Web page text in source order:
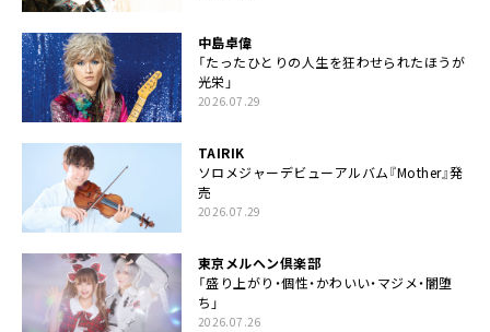
中島卓偉
「たったひとりの人生を狂わせられたほうが
光栄」
2026.07.29
TAIRIK
ソロメジャーデビューアルバム『Mother』発
売
2026.07.29
東京メルヘン倶楽部
「盛り上がり・個性・かわいい・マジメ・闇堕
ち」
2026.07.26